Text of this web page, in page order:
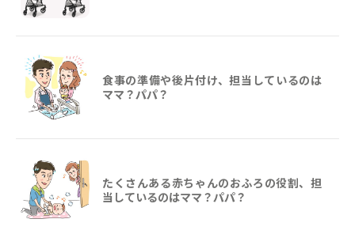
食事の準備や後片付け、担当しているのは
ママ？パパ？
たくさんある赤ちゃんのおふろの役割、担
当しているのはママ？パパ？